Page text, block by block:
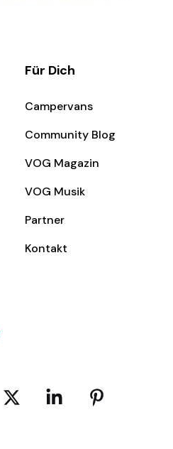
Für Dich
Campervans
Community Blog
VOG Magazin
VOG Musik
Partner
Kontakt